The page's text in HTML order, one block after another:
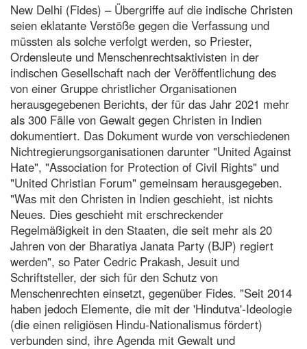
New Delhi (Fides) – Übergriffe auf die indische Christen
seien eklatante Verstöße gegen die Verfassung und
müssten als solche verfolgt werden, so Priester,
Ordensleute und Menschenrechtsaktivisten in der
indischen Gesellschaft nach der Veröffentlichung des
von einer Gruppe christlicher Organisationen
herausgegebenen Berichts, der für das Jahr 2021 mehr
als 300 Fälle von Gewalt gegen Christen in Indien
dokumentiert. Das Dokument wurde von verschiedenen
Nichtregierungsorganisationen darunter "United Against
Hate", "Association for Protection of Civil Rights" und
"United Christian Forum" gemeinsam herausgegeben.
"Was mit den Christen in Indien geschieht, ist nichts
Neues. Dies geschieht mit erschreckender
Regelmäßigkeit in den Staaten, die seit mehr als 20
Jahren von der Bharatiya Janata Party (BJP) regiert
werden", so Pater Cedric Prakash, Jesuit und
Schriftsteller, der sich für den Schutz von
Menschenrechten einsetzt, gegenüber Fides. "Seit 2014
haben jedoch Elemente, die mit der 'Hindutva'-Ideologie
(die einen religiösen Hindu-Nationalismus fördert)
verbunden sind, ihre Agenda mit Gewalt und